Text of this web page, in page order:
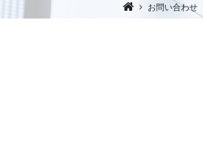
お問い合わせ